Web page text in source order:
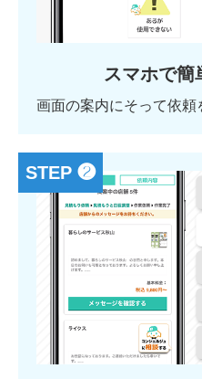
スマホで簡
画面の案内にそって依頼
STEP ❷